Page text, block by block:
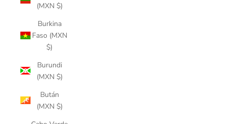
(MXN $)
Burkina
Faso (MXN
$)
Burundi
(MXN $)
Bután
(MXN $)